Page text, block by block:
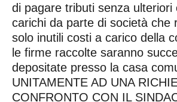
di pagare tributi senza ulteriori
carichi da parte di società che
solo inutili costi a carico della
le firme raccolte saranno
depositate presso la casa
UNITAMENTE AD UNA
CONFRONTO CON IL